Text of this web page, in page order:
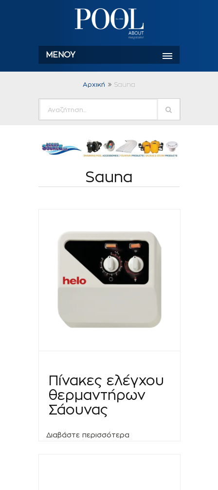
ΜΕΝΟΎ
Αρχική Sauna
Sauna
Πίνακες ελέγχου
θερμαντήρων
Σάουνας
Διαβάστε περισσότερα